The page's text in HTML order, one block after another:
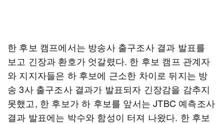
한 후보 캠프에서는 방송사 출구조사 결과 발표를
보고 긴장과 환호가 엇갈렸다. 한 후보 캠프 관계자
와 지지자들은 하 후보에 근소한 차이로 뒤지는 방
송 3사 출구조사 결과가 발표되자 긴장감을 감추지
못했고, 한 후보가 하 후보를 앞서는 JTBC 예측조사
결과 발표에는 박수와 함성이 터져 나왔다. 한 후보